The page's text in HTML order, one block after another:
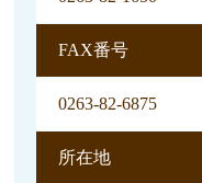
FAX番号
0263-82-6875
所在地